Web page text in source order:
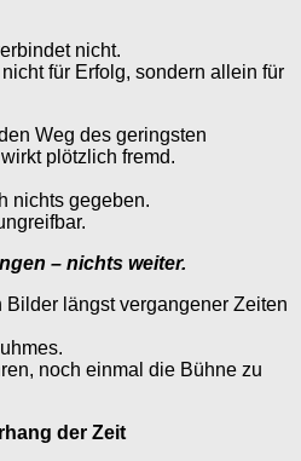
nicht.
für Erfolg, sondern allein für
Weg des geringsten
plötzlich fremd.
nichts gegeben.
– nichts weiter.
längst vergangener Zeiten
noch einmal die Bühne zu
der Zeit